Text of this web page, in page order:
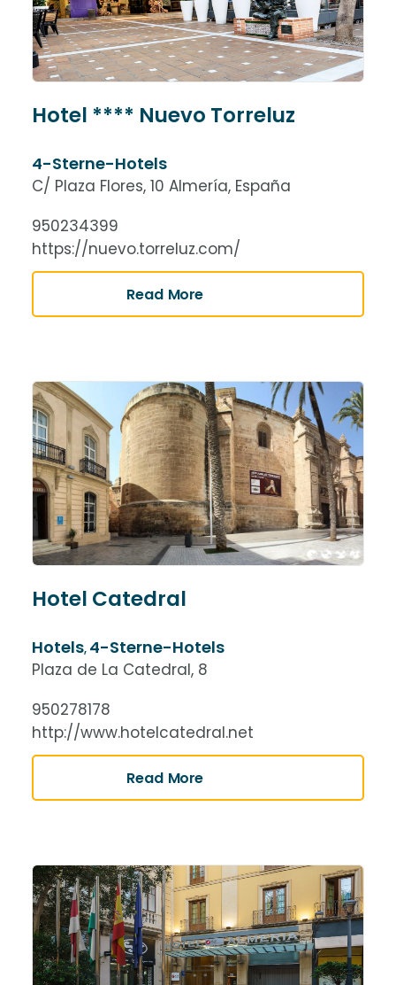
Hotel **** Nuevo Torreluz
4-Sterne-Hotels
C/ Plaza Flores, 10 Almería, España
950234399
https://nuevo.torreluz.com/
Read More
Hotel Catedral
Hotels, 4-Sterne-Hotels
Plaza de La Catedral, 8
950278178
http://www.hotelcatedral.net
Read More